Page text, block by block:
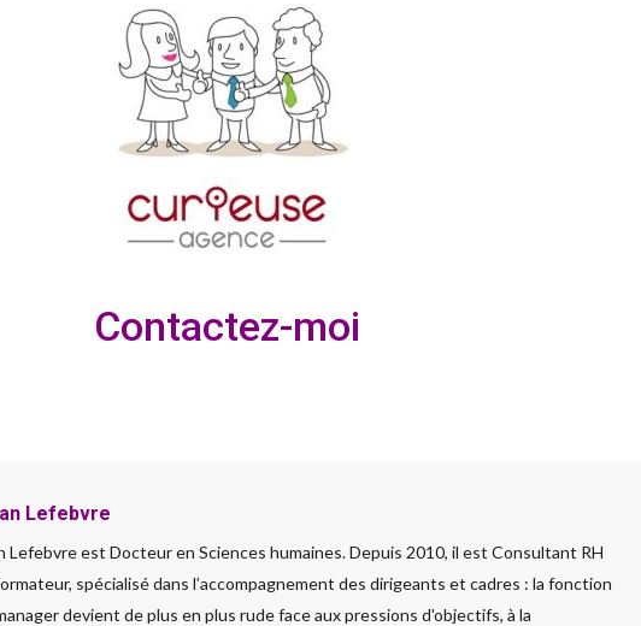
Contactez-moi
Lefebvre
Lefebvre est Docteur en Sciences humaines. Depuis 2010, il est Consultant RH
spécialisé dans l’accompagnement des dirigeants et cadres : la fonction
devient de plus en plus rude face aux pressions d'objectifs, à la